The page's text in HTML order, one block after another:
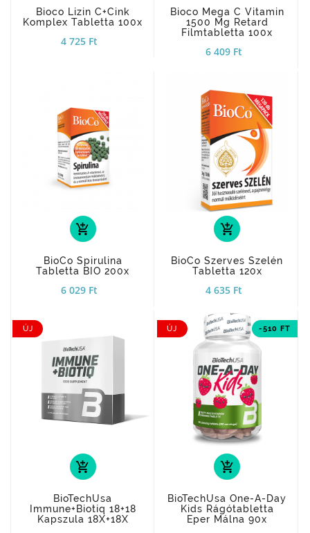
Bioco Lizin C+Cink
Komplex Tabletta 100x
4 725 Ft
Bioco Mega C Vitamin
1500 Mg Retard
Filmtabletta 100x
6 409 Ft
add_shopping_cart
BioCo Spirulina
Tabletta BIO 200x
6 029 Ft
add_shopping_cart
BioCo Szerves Szelén
Tabletta 120x
4 635 Ft
ÚJ
add_shopping_cart
BioTechUsa
Immune+Biotiq 18+18
Kapszula 18X+18X
ÚJ -510 FT
add_shopping_cart
BioTechUsa One-A-Day
Kids Rágótabletta
Eper Málna 90x